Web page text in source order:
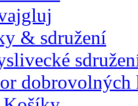
& sdružení
dobrovolných